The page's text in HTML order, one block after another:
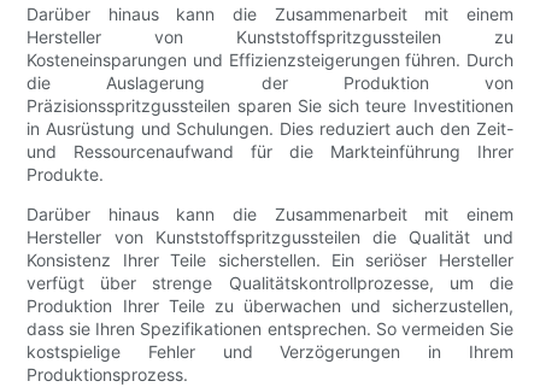
Darüber hinaus kann die Zusammenarbeit mit einem
Hersteller von Kunststoffspritzgussteilen zu
Kosteneinsparungen und Effizienzsteigerungen führen. Durch
die Auslagerung der Produktion von
Präzisionsspritzgussteilen sparen Sie sich teure Investitionen
in Ausrüstung und Schulungen. Dies reduziert auch den Zeit-
und Ressourcenaufwand für die Markteinführung Ihrer
Produkte.
Darüber hinaus kann die Zusammenarbeit mit einem
Hersteller von Kunststoffspritzgussteilen die Qualität und
Konsistenz Ihrer Teile sicherstellen. Ein seriöser Hersteller
verfügt über strenge Qualitätskontrollprozesse, um die
Produktion Ihrer Teile zu überwachen und sicherzustellen,
dass sie Ihren Spezifikationen entsprechen. So vermeiden Sie
kostspielige Fehler und Verzögerungen in Ihrem
Produktionsprozess.